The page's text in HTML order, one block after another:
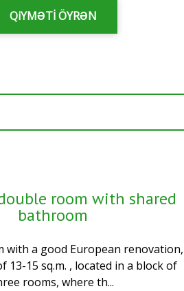
QiYMƏTİ ÖYRƏN
room with shared
bathroom
with a good European renovation,
13-15 sq.m. , located in a block of
rooms, where th...